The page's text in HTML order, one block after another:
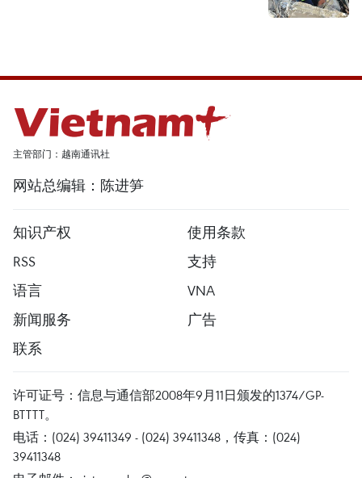
主管部门：越南通讯社
网站总编辑：陈进笋
知识产权
使用条款
RSS
支持
语言
VNA
新闻服务
广告
联系
许可证号：信息与通信部2008年9月11日颁发的1374/GP-
BTTTT。
电话：(024) 39411349 - (024) 39411348，传真：(024)
39411348